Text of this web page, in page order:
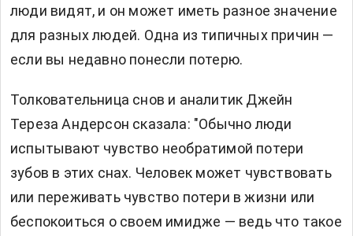
люди видят, и он может иметь разное значение
для разных людей. Одна из типичных причин —
если вы недавно понесли потерю.
Толковательница снов и аналитик Джейн
Тереза ​​Андерсон сказала: "Обычно люди
испытывают чувство необратимой потери
зубов в этих снах. Человек может чувствовать
или переживать чувство потери в жизни или
беспокоиться о своем имидже — ведь что такое